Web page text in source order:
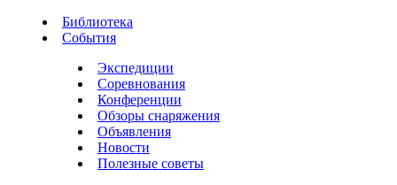
Библиотека
События
Экспедиции
Соревнования
Конференции
Обзоры снаряжения
Объявления
Новости
Полезные советы